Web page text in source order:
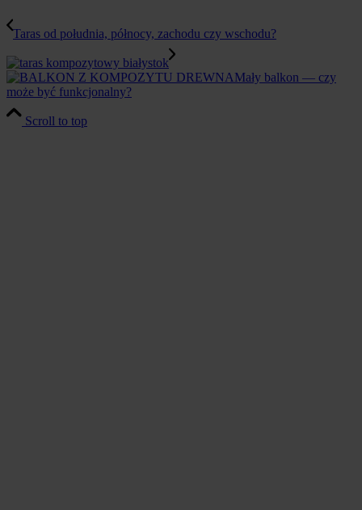
Taras od południa, północy, zachodu czy wschodu?
Mały balkon — czy
może być funkcjonalny?
Scroll to top